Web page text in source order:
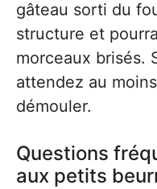
gâteau sorti du
structure et
morceaux brisés.
attendez au
démouler.
Questions
aux petits